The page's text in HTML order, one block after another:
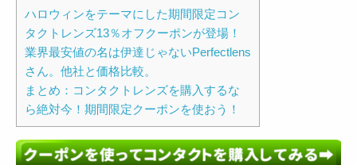
ハロウィンをテーマにした期間限定コン
タクトレンズ13％オフクーポンが登場！
業界最安値の名は伊達じゃないPerfectlens
さん。他社と価格比較。
まとめ：コンタクトレンズを購入するな
ら絶対今！期間限定クーポンを使おう！